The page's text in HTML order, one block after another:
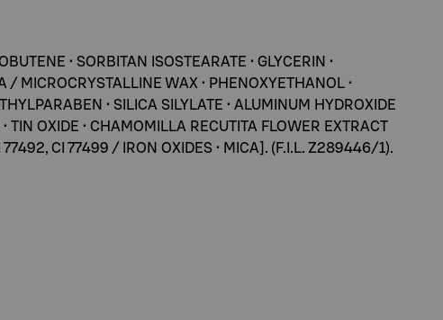
• SORBITAN ISOSTEARATE • GLYCERIN •
/ MICROCRYSTALLINE WAX • PHENOXYETHANOL •
• SILICA SILYLATE • ALUMINUM HYDROXIDE
TIN OXIDE • CHAMOMILLA RECUTITA FLOWER EXTRACT
CI 77499 / IRON OXIDES • MICA]. (F.I.L. Z289446/1).